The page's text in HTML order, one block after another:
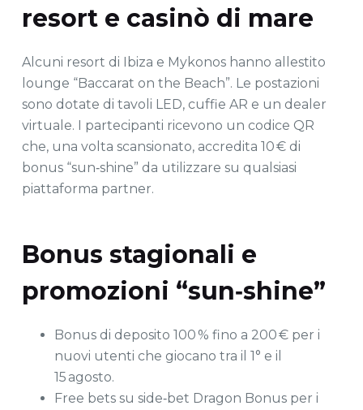
resort e casinò di mare
Alcuni resort di Ibiza e Mykonos hanno allestito
lounge “Baccarat on the Beach”. Le postazioni
sono dotate di tavoli LED, cuffie AR e un dealer
virtuale. I partecipanti ricevono un codice QR
che, una volta scansionato, accredita 10 € di
bonus “sun‑shine” da utilizzare su qualsiasi
piattaforma partner.
Bonus stagionali e
promozioni “sun‑shine”
Bonus di deposito 100 % fino a 200 € per i
nuovi utenti che giocano tra il 1° e il
15 agosto.
Free bets su side‑bet Dragon Bonus per i